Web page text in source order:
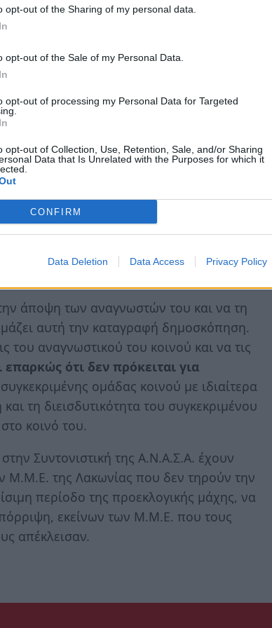
opt-out of the Sharing of my personal data.
opt-out of the Sale of my Personal Data.
opt-out of processing my Personal Data for Targeted
opt-out of Collection, Use, Retention, Sale, and/or Sharing
Data that Is Unrelated with the Purposes for which it
CONFIRM
Data Deletion Data Access Privacy Policy
και δεν δημοσιεύεται η ταυτότητά της
στοιχεία εγκυρότητας .
είναι παράνομες και η χρήση των
είναι εκτός δεοντολογίας της ενημέρωσης.
και θα περιφρουρήσουμε με όλα τα μέσα, το
"παιχνίδια απο παράγκες" δεν θα επιτρέψουμε
όταν αναφέρεται σε διαδικασίες που
Θα είχε δε απόλυτο δίκιο, αν κατονόμαζε
κινδύνευε να ομοιάσει με κακέκτυπο
τα ΜΜΕ.
άποψη των αναγνωστών του και να τη
αυτή την καταγραφή δημοσκόπηση.
του αναγνωστικού του κοινού και να τις
επαρκώς ότι δεν πρόκειται για
ομάδας κοινού με ιδιαίτερα
τη διεισδυτικότητα του συγκεκριμένου
κοινό του.
Συντονιστική της Α.Ν.Α.Σ.Α. έχουν
Μ.Μ.Ε. της Λακωνίας που δεν τηρούν την
περίοδο της προεκλογικής μάχης, να
εκείνων των Μ.Μ.Ε. που τους
απέκλεισαν.